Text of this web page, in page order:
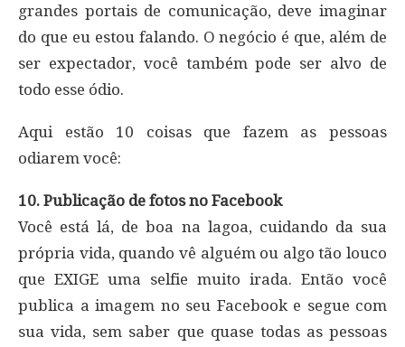
grandes portais de comunicação, deve imaginar
do que eu estou falando. O negócio é que, além de
ser expectador, você também pode ser alvo de
todo esse ódio.
Aqui estão 10 coisas que fazem as pessoas
odiarem você:
10. Publicação de fotos no Facebook
Você está lá, de boa na lagoa, cuidando da sua
própria vida, quando vê alguém ou algo tão louco
que EXIGE uma selfie muito irada. Então você
publica a imagem no seu Facebook e segue com
sua vida, sem saber que quase todas as pessoas